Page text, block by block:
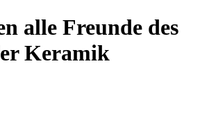
alle Freunde des
Keramik